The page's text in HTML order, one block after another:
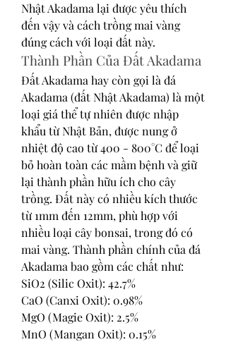
Nhật Akadama lại được yêu thích
đến vậy và cách trồng mai vàng
đúng cách với loại đất này.
Thành Phần Của Đất Akadama
Đất Akadama hay còn gọi là đá
Akadama (đất Nhật Akadama) là một
loại giá thể tự nhiên được nhập
khẩu từ Nhật Bản, được nung ở
nhiệt độ cao từ 400 - 800°C để loại
bỏ hoàn toàn các mầm bệnh và giữ
lại thành phần hữu ích cho cây
trồng. Đất này có nhiều kích thước
từ 1mm đến 12mm, phù hợp với
nhiều loại cây bonsai, trong đó có
mai vàng. Thành phần chính của đá
Akadama bao gồm các chất như:
SiO2 (Silic Oxit): 42.7%
CaO (Canxi Oxit): 0.98%
MgO (Magie Oxit): 2.5%
MnO (Mangan Oxit): 0.15%